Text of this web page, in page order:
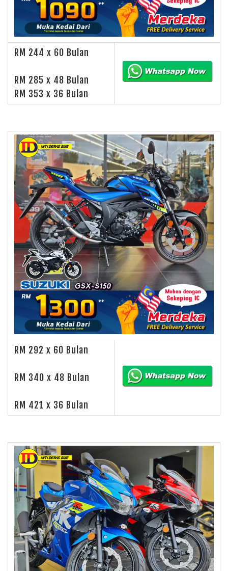
RM 244 x 60 Bulan
RM 285 x 48 Bulan
RM 353 x 36 Bulan
RM 292 x 60 Bulan
RM 340 x 48 Bulan
RM 421 x 36 Bulan